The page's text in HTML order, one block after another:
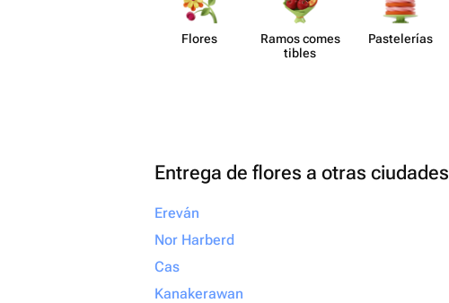
Flores
Ramos comes​
tibles
Paste​lerías
Entrega de flores a otras ciudades
Ereván
Nor Harberd
Cas
Kanakerawan